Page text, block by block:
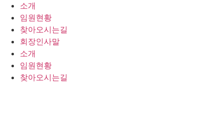
소개
임원현황
찾아오시는길
회장인사말
소개
임원현황
찾아오시는길